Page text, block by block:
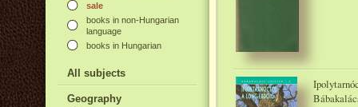
sale
books in non-Hungarian
language
books in Hungarian
All subjects
Geography